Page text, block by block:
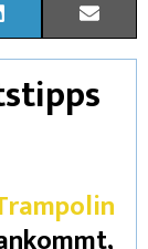
I
N
D
M